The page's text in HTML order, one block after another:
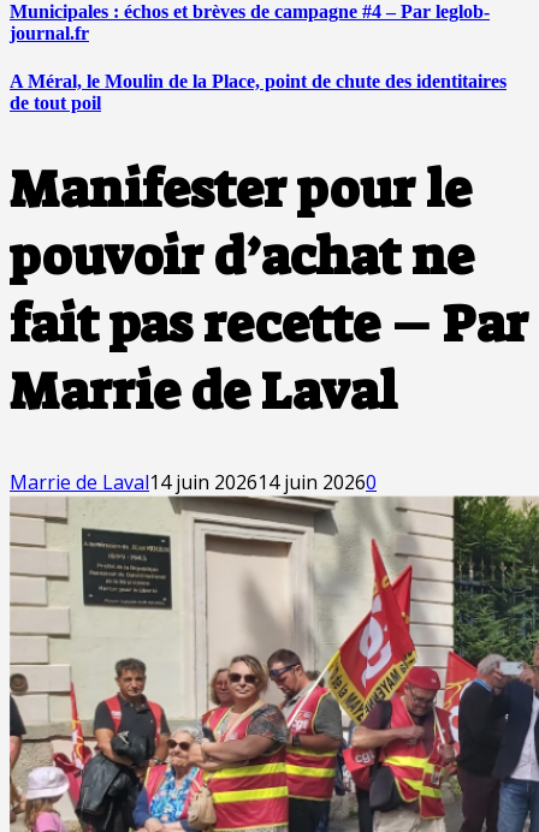
Municipales : échos et brèves de campagne #4 – Par leglob-
journal.fr
A Méral, le Moulin de la Place, point de chute des identitaires
de tout poil
Manifester pour le
pouvoir d’achat ne
fait pas recette – Par
Marrie de Laval
Marrie de Laval14 juin 202614 juin 20260